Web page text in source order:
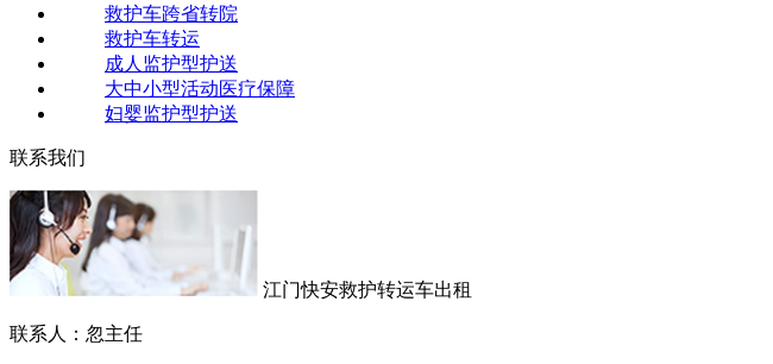
救护车跨省转院
救护车转运
成人监护型护送
大中小型活动医疗保障
妇婴监护型护送
联系我们
江门快安救护转运车出租
联系人：忽主任